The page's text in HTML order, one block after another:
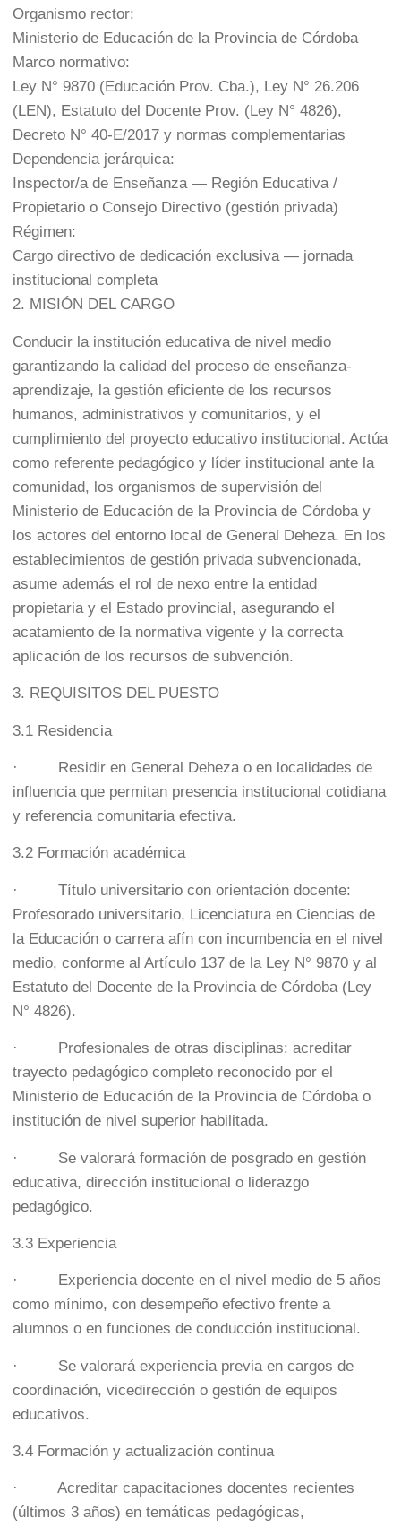
Organismo rector:
Ministerio de Educación de la Provincia de Córdoba
Marco normativo:
Ley N° 9870 (Educación Prov. Cba.), Ley N° 26.206
(LEN), Estatuto del Docente Prov. (Ley N° 4826),
Decreto N° 40-E/2017 y normas complementarias
Dependencia jerárquica:
Inspector/a de Enseñanza — Región Educativa /
Propietario o Consejo Directivo (gestión privada)
Régimen:
Cargo directivo de dedicación exclusiva — jornada
institucional completa
2. MISIÓN DEL CARGO
Conducir la institución educativa de nivel medio
garantizando la calidad del proceso de enseñanza-
aprendizaje, la gestión eficiente de los recursos
humanos, administrativos y comunitarios, y el
cumplimiento del proyecto educativo institucional. Actúa
como referente pedagógico y líder institucional ante la
comunidad, los organismos de supervisión del
Ministerio de Educación de la Provincia de Córdoba y
los actores del entorno local de General Deheza. En los
establecimientos de gestión privada subvencionada,
asume además el rol de nexo entre la entidad
propietaria y el Estado provincial, asegurando el
acatamiento de la normativa vigente y la correcta
aplicación de los recursos de subvención.
3. REQUISITOS DEL PUESTO
3.1 Residencia
· Residir en General Deheza o en localidades de
influencia que permitan presencia institucional cotidiana
y referencia comunitaria efectiva.
3.2 Formación académica
· Título universitario con orientación docente:
Profesorado universitario, Licenciatura en Ciencias de
la Educación o carrera afín con incumbencia en el nivel
medio, conforme al Artículo 137 de la Ley N° 9870 y al
Estatuto del Docente de la Provincia de Córdoba (Ley
N° 4826).
· Profesionales de otras disciplinas: acreditar
trayecto pedagógico completo reconocido por el
Ministerio de Educación de la Provincia de Córdoba o
institución de nivel superior habilitada.
· Se valorará formación de posgrado en gestión
educativa, dirección institucional o liderazgo
pedagógico.
3.3 Experiencia
· Experiencia docente en el nivel medio de 5 años
como mínimo, con desempeño efectivo frente a
alumnos o en funciones de conducción institucional.
· Se valorará experiencia previa en cargos de
coordinación, vicedirección o gestión de equipos
educativos.
3.4 Formación y actualización continua
· Acreditar capacitaciones docentes recientes
(últimos 3 años) en temáticas pedagógicas,